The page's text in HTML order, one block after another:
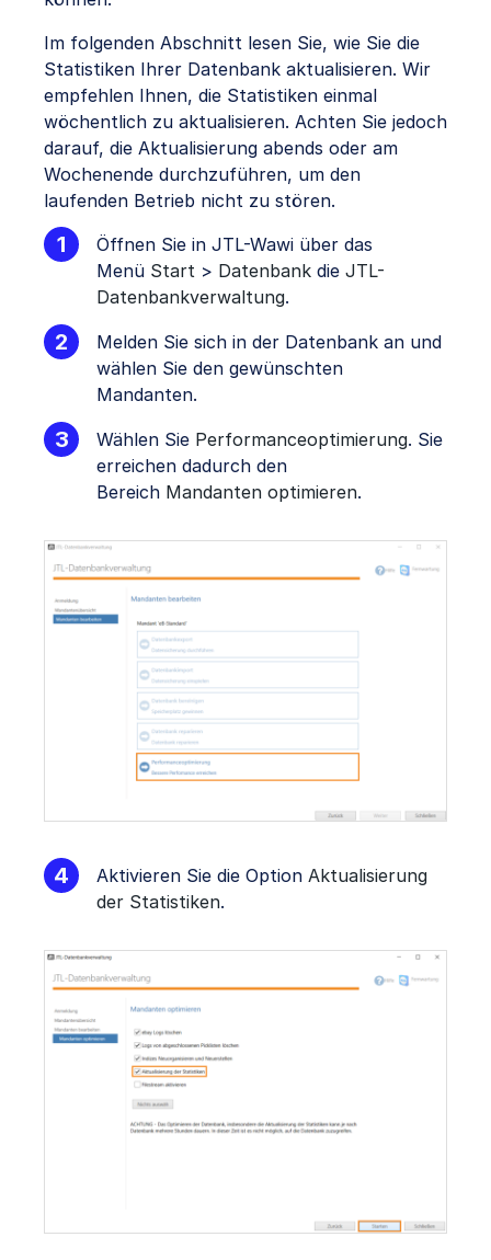
Im folgenden Abschnitt lesen Sie, wie Sie die
Statistiken Ihrer Datenbank aktualisieren. Wir
empfehlen Ihnen, die Statistiken einmal
wöchentlich zu aktualisieren. Achten Sie jedoch
darauf, die Aktualisierung abends oder am
Wochenende durchzuführen, um den
laufenden Betrieb nicht zu stören.
Öffnen Sie in JTL-Wawi über das
Menü Start > Datenbank die JTL-
Datenbankverwaltung.
Melden Sie sich in der Datenbank an und
wählen Sie den gewünschten
Mandanten.
Wählen Sie Performanceoptimierung. Sie
erreichen dadurch den
Bereich Mandanten optimieren.
Aktivieren Sie die Option Aktualisierung
der Statistiken.